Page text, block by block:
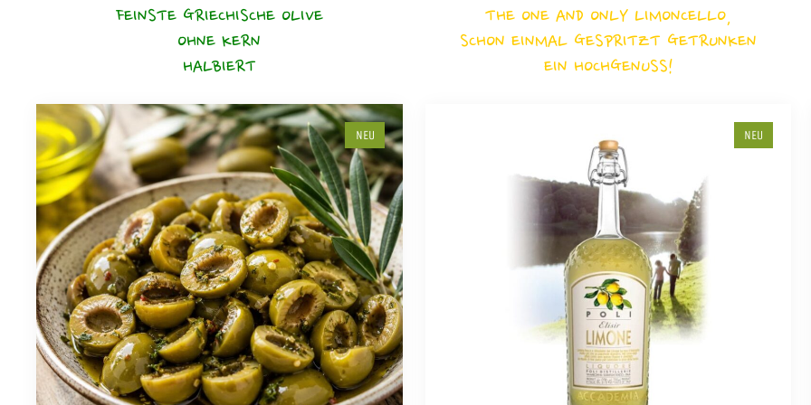
FEINSTE GRIECHISCHE OLIVE
OHNE KERN
HALBIERT
NEU
THE ONE AND ONLY LIMONCELLO,
SCHON EINMAL GESPRITZT GETRUNKEN
EIN HOCHGENUSS!
NEU